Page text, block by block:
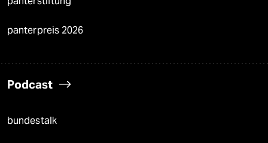
panterpreis 2026
Podcast
bundestalk